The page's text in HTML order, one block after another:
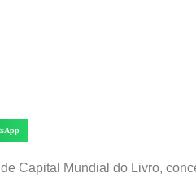
Capital Mundial do Livro,